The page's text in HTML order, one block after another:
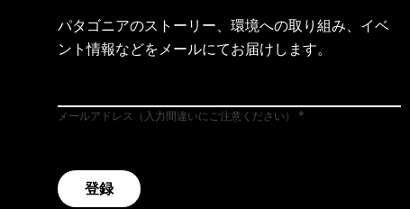
パタゴニアのストーリー、環境への取り組み、イベ
ント情報などをメールにてお届けします。
メールアドレス（入力間違いにご注意ください）
登録